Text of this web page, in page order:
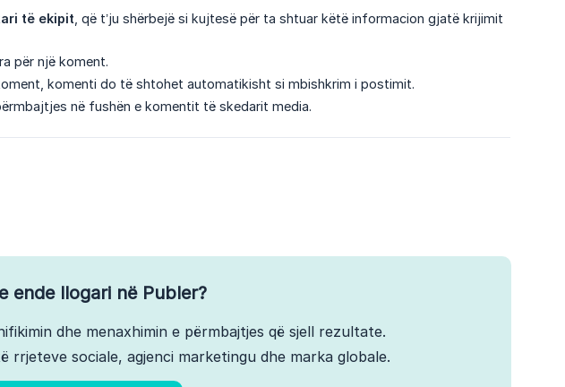
të ekipit , që t’ju shërbejë si kujtesë për ta shtuar këtë informacion gjatë krijimit
për një koment.
komenti do të shtohet automatikisht si mbishkrim i postimit.
në fushën e komentit të skedarit media.
ende llogari në Publer?
dhe menaxhimin e përmbajtjes që sjell rezultate.
rrjeteve sociale, agjenci marketingu dhe marka globale.